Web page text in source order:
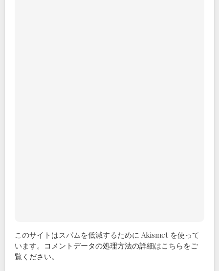
このサイトはスパムを低減するために Akismet を使って
います。 コメントデータの処理方法の詳細はこちらをご
覧ください。